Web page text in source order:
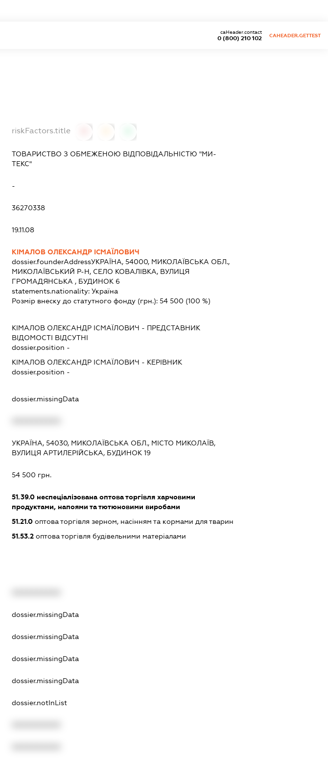
0 (800) 210 102
caHeader.contact
CAHEADER.GETTEST
riskFactors.title
ТОВАРИСТВО З ОБМЕЖЕНОЮ ВІДПОВІДАЛЬНІСТЮ "МИ-
ТЕКС"
-
36270338
19.11.08
КІМАЛОВ ОЛЕКСАНДР ІСМАЇЛОВИЧ
dossier.founderAddressУКРАЇНА, 54000, МИКОЛАЇВСЬКА ОБЛ.,
МИКОЛАЇВСЬКИЙ Р-Н, СЕЛО КОВАЛІВКА, ВУЛИЦЯ
ГРОМАДЯНСЬКА , БУДИНОК 6
statements.nationality: Україна
Розмір внеску до статутного фонду (грн.): 54 500 (100 %)
КІМАЛОВ ОЛЕКСАНДР ІСМАЇЛОВИЧ - ПРЕДСТАВНИК
ВІДОМОСТІ ВІДСУТНІ
dossier.position -
КІМАЛОВ ОЛЕКСАНДР ІСМАЇЛОВИЧ - КЕРІВНИК
dossier.position -
dossier.missingData
УКРАЇНА, 54030, МИКОЛАЇВСЬКА ОБЛ., МІСТО МИКОЛАЇВ,
ВУЛИЦЯ АРТИЛЕРІЙСЬКА, БУДИНОК 19
54 500 грн.
51.39.0неспеціалізована оптова торгівля харчовими
продуктами, напоями та тютюновими виробами
51.21.0оптова торгівля зерном, насінням та кормами для тварин
51.53.2оптова торгівля будівельними матеріалами
dossier.missingData
dossier.missingData
dossier.missingData
dossier.missingData
dossier.notInList